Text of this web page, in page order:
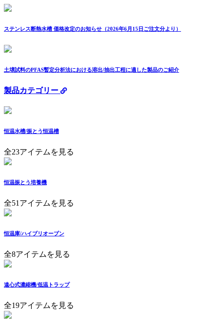
ステンレス断熱水槽 価格改定のお知らせ（2026年6月15日ご注文分より）
土壌試料のPFAS暫定分析法における溶出/抽出工程に適した製品のご紹介
製品カテゴリー
恒温水槽/振とう恒温槽
全23アイテムを見る
恒温振とう培養機
全51アイテムを見る
恒温庫/ハイブリオーブン
全8アイテムを見る
遠心式濃縮機/低温トラップ
全19アイテムを見る